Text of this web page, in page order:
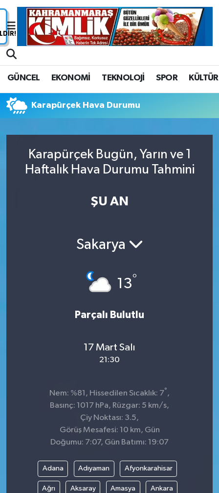
GÜNCEL EKONOMİ TEKNOLOJİ SPOR KÜLTÜR
Karapürçek Hava Durumu
Karapürçek Bugün, Yarın ve 1
Haftalık Hava Durumu Tahmini
ŞU AN
Sakarya
13°
Parçalı Bulutlu
17 Mart Salı
21:30
Nem: %81, Hissedilen Sıcaklık: 7° ,
Basınç: 1017 hPa, Rüzgar: 5 km/s,
Çiy Noktası: 3.5,
Görüş Mesafesi: 10 km, Gün
Doğumu: 7:07, Gün Batımı: 19:07
Adana Adıyaman Afyonkarahisar
Ağrı Aksaray Amasya Ankara
Nöbetçi Eczaneler
Trafik Durumu
Süper Lig Puan Durumu ve Fikstür
Tüm Manşetler